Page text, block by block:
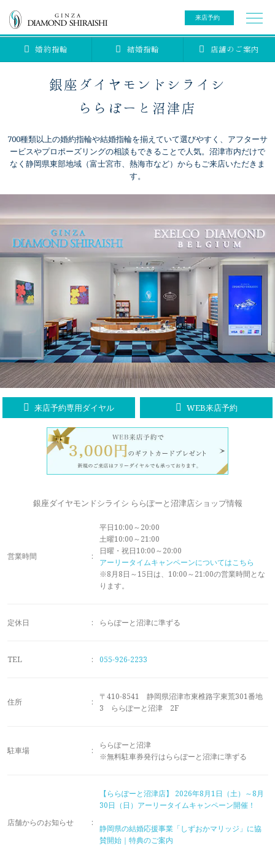
来店予約
婚約指輪 結婚指輪 店舗のご案内
0078-6000-5222
カタログ請求 来店予約
ブライダルリング
結婚指輪
セットリング
エタニティリング
クローズアップ
プロポーズアイテム
ブライダルアイテム
ティアラ
アニバーサリージュエリー
ベビージュエリー
ラブレタージュエリー
アニバーサリージュエリー
セットリングコレクション
商品クオリティ
ダイヤモンドの品質
ダイヤモンド仕入れのこだわり
指輪の品質・特徴
シライシについて
ブランドコンセプト
お客様への想い
ブライダルリングへの想い
パイオニアの想い
メモリアルアルバム
サービス
シークレットストーン
レーザー刻印サービス
ナノジュエリーコート
永久保証サービス
セミ・フルオーダー
ニュース・フェア
店舗のご案内
銀座ダイヤモンドシライシ
ららぽーと沼津店
700種類以上の婚約指輪や結婚指輪を揃えていて選びやすく、アフターサ
ービスやプロポーズリングの相談もできることで人気。沼津市内だけで
なく静岡県東部地域（富士宮市、熱海市など）からもご来店いただきま
す。
来店予約専用ダイヤル WEB来店予約
銀座ダイヤモンドシライシ ららぽーと沼津店ショップ情報
営業時間 :
平日10:00～20:00
土曜10:00～21:00
日曜・祝日10:00～20:00
アーリータイムキャンペーンについてはこちら
※8月8日～15日は、10:00～21:00の営業時間とな
ります。
定休日 : ららぽーと沼津に準ずる
TEL : 055-926-2233
住所 :
〒410-8541 静岡県沼津市東椎路字東荒301番地
3 ららぽーと沼津 2F
駐車場 :
ららぽーと沼津
※無料駐車券発行はららぽーと沼津に準ずる
店舗からのお知らせ :
【ららぽーと沼津店】 2026年8月1日（土）～8月
30日（日）アーリータイムキャンペーン開催！
静岡県の結婚応援事業「しずおかマリッジ」に協
賛開始｜特典のご案内